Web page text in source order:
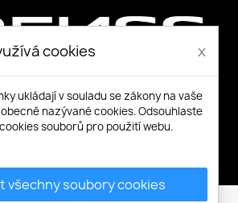
cookies x
ukládají v souladu se zákony na vaše
nazývané cookies. Odsouhlaste
souborů pro použití webu.
všechny soubory cookies